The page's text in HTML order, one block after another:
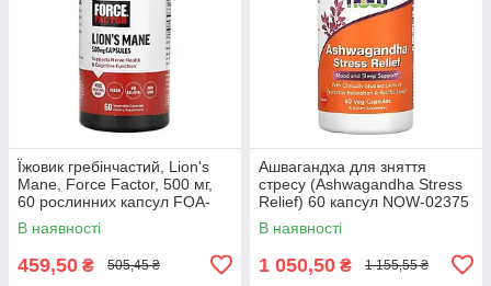
Їжовик гребінчастий, Lion's
Mane, Force Factor, 500 мг,
60 рослинних капсул FOA-
66038
В наявності
459,50 ₴ 505,45 ₴
Ашвагандха для зняття
стресу (Ashwagandha Stress
Relief) 60 капсул NOW-02375
В наявності
1 050,50 ₴ 1 155,55 ₴